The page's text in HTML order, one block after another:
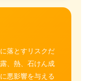
落とすリスクだ
、熱、石けん成
悪影響を与える